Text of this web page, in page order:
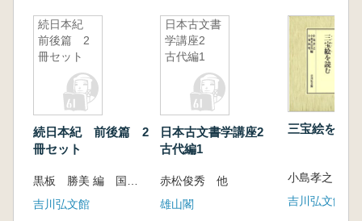
続日本紀
前後篇 2
冊セット
続日本紀 前後篇 2
冊セット
吉川弘文館
日本古文書
学講座2
古代編1
日本古文書学講座2
古代編1
赤松俊秀 他
雄山閣
三宝絵を読む
吉川弘文館